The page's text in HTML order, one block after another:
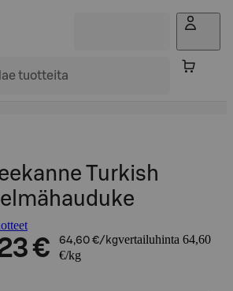
Turkish
€ 64,60 €/kgvertailuhinta 64,60
€/kg